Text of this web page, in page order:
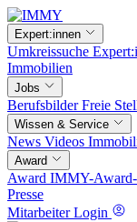
Expert:innen
Umkreissuche
Immobilien
Jobs
BerufsbilderFreie
Wissen & Service
News Videos
Award
Award IMMY-
Presse
Mitarbeiter Login